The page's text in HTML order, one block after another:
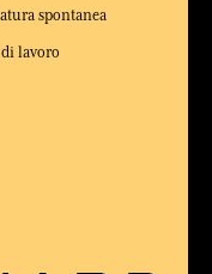
spontanea
lavoro